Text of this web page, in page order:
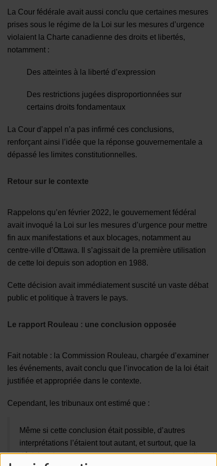
La Cour fédérale avait aussi conclu que certaines mesures
prises sous le régime de la Loi sur les mesures d’urgence
violaient la Charte canadienne des droits et libertés,
notamment :
Des atteintes à la liberté d’expression
Des restrictions jugées disproportionnées sur
certains droits fondamentaux
La Cour d’appel n’a pas infirmé ces conclusions,
renforçant ainsi l’idée que la réponse gouvernementale a
dépassé les limites constitutionnelles.
Retour sur le contexte
Rappelons qu’en février 2022, le gouvernement fédéral
avait invoqué la Loi sur les mesures d’urgence pour mettre
fin aux manifestations et aux blocages, notamment au
centre-ville d’Ottawa. Il s’agissait de la première utilisation
de cette loi depuis son adoption en 1988.
Cette décision avait immédiatement suscité un vaste débat
public et politique à travers le pays.
Le rapport Rouleau : une conclusion opposée
Fait notable : la Commission Rouleau, chargée d’examiner
les événements, avait conclu que l’invocation de la loi était
justifiée et appropriée dans le contexte.
Cependant, les tribunaux ont estimé que :
Même si cette conclusion était possible, d’autres
interprétations l’étaient tout autant, et surtout, que la
décision du gouvernement ne respectait pas le seuil